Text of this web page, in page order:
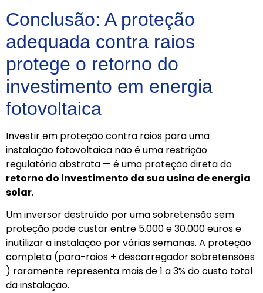
Conclusão: A proteção
adequada contra raios
protege o retorno do
investimento em energia
fotovoltaica
Investir em proteção contra raios para uma
instalação fotovoltaica não é uma restrição
regulatória abstrata — é uma proteção direta do
retorno do investimento da sua usina de energia
solar.
Um inversor destruído por uma sobretensão sem
proteção pode custar entre 5.000 e 30.000 euros e
inutilizar a instalação por várias semanas. A proteção
completa (para-raios + descarregador sobretensões
) raramente representa mais de 1 a 3% do custo total
da instalação.